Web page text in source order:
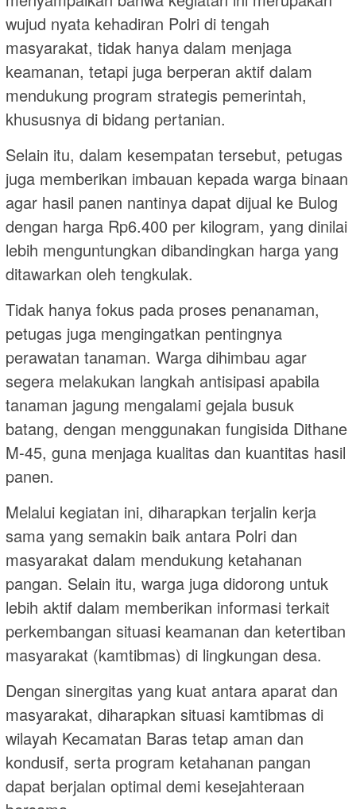
wujud nyata kehadiran Polri di tengah
masyarakat, tidak hanya dalam menjaga
keamanan, tetapi juga berperan aktif dalam
mendukung program strategis pemerintah,
khususnya di bidang pertanian.
Selain itu, dalam kesempatan tersebut, petugas
juga memberikan imbauan kepada warga binaan
agar hasil panen nantinya dapat dijual ke Bulog
dengan harga Rp6.400 per kilogram, yang dinilai
lebih menguntungkan dibandingkan harga yang
ditawarkan oleh tengkulak.
Tidak hanya fokus pada proses penanaman,
petugas juga mengingatkan pentingnya
perawatan tanaman. Warga dihimbau agar
segera melakukan langkah antisipasi apabila
tanaman jagung mengalami gejala busuk
batang, dengan menggunakan fungisida Dithane
M-45, guna menjaga kualitas dan kuantitas hasil
panen.
Melalui kegiatan ini, diharapkan terjalin kerja
sama yang semakin baik antara Polri dan
masyarakat dalam mendukung ketahanan
pangan. Selain itu, warga juga didorong untuk
lebih aktif dalam memberikan informasi terkait
perkembangan situasi keamanan dan ketertiban
masyarakat (kamtibmas) di lingkungan desa.
Dengan sinergitas yang kuat antara aparat dan
masyarakat, diharapkan situasi kamtibmas di
wilayah Kecamatan Baras tetap aman dan
kondusif, serta program ketahanan pangan
dapat berjalan optimal demi kesejahteraan